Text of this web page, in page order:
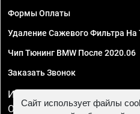
Формы Оплаты
Удаление Сажевого Фильтра На
Чип Тюнинг BMW После 2020.06
Заказать Звонок
ИП Смирнов Георгий
ОГРНИП 324470400032610
Сайт использует файлы